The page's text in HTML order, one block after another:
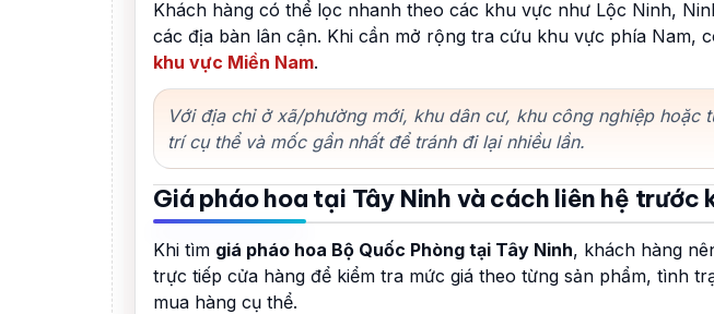
Khách hàng có thể lọc nhanh theo các khu vực như Lộc Ninh,
các địa bàn lân cận. Khi cần mở rộng tra cứu khu vực phía Nam,
khu vực Miền Nam.
Với địa chỉ ở xã/phường mới, khu dân cư, khu công nghiệp hoặc
trí cụ thể và mốc gần nhất để tránh đi lại nhiều lần.
Giá pháo hoa tại Tây Ninh và cách liên hệ trước
Khi tìm giá pháo hoa Bộ Quốc Phòng tại Tây Ninh, khách hàng
trực tiếp cửa hàng để kiểm tra mức giá theo từng sản phẩm, tình
mua hàng cụ thể.